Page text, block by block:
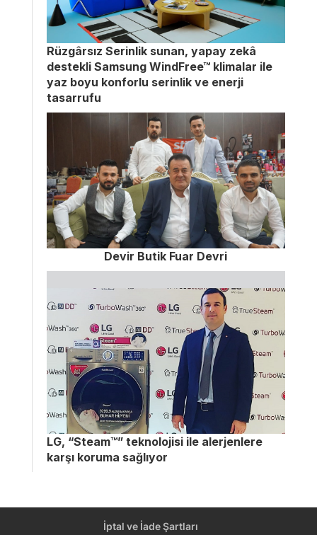
Rüzgârsız Serinlik sunan, yapay zekâ
destekli Samsung WindFree™ klimalar ile
yaz boyu konforlu serinlik ve enerji
tasarrufu
Devir Butik Fuar Devri
LG, “Steam™” teknolojisi ile alerjenlere
karşı koruma sağlıyor
İptal ve İade Şartları